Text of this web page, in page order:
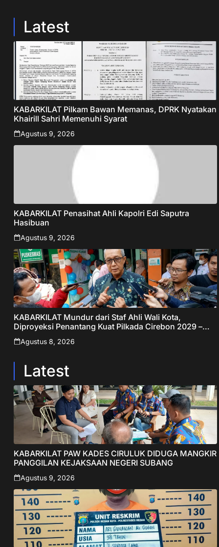
Latest
KABARKILAT Pilkam Bawan Memanas, DPRK Nyatakan
Khairill Sahri Memenuhi Syarat
Agustus 9, 2026
KABARKILAT Penasihat Ahli Kapolri Edi Saputra
Hasibuan
Agustus 9, 2026
KABARKILAT Mundur dari Staf Ahli Wali Kota,
Diproyeksi Penantang Kuat Pilkada Cirebon 2029 –
Jabar Publisher
Agustus 8, 2026
Latest
KABARKILAT PAW KADES CIRULUK DIDUGA MANGKIR
PANGGILAN KEJAKSAAN NEGERI SUBANG
Agustus 9, 2026